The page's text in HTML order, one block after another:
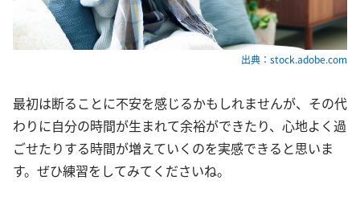
出典：stock.adobe.com
最初は断ることに不安を感じるかもしれませんが、その代
わりに自分の時間が生まれて余裕ができたり、心地よく過
ごせたりする時間が増えていくのを実感できると思いま
す。ぜひ練習をしてみてくださいね。